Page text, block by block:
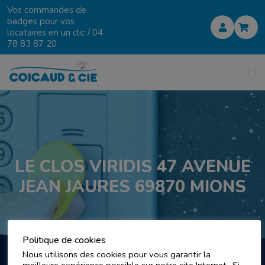
Vos commandes de
badges pour vos
locataires en un clic /04
78 83 87 20
LE CLOS VIRIDIS 47 AVENUE
JEAN JAURES 69870 MIONS
Politique de cookies
Nous utilisons des cookies pour vous garantir la